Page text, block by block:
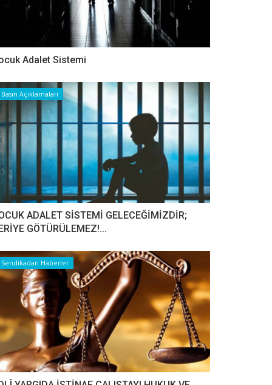
Adalet Sistemi
Basın Açıklamaları
ADALET SİSTEMİ GELECEĞİMİZDİR;
GÖTÜRÜLEMEZ!...
Sendikadan Haberler